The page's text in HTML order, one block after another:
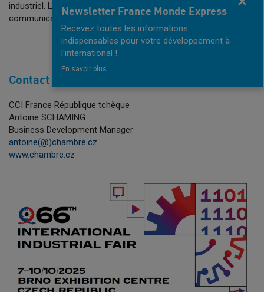
industriel. L’opportunités de faire du réseautage et de faire de la
communication sur la chambre et ses services.
JE M'INSCRIS
Contact
CCI France République tchèque
Antoine SCHAMING
Business Development Manager
antoine(@)chambre.cz
www.chambre.cz
Newsletter France Monde Express
Recevez toutes les informations
indispensables pour votre développement à
l'international !
En savoir plus